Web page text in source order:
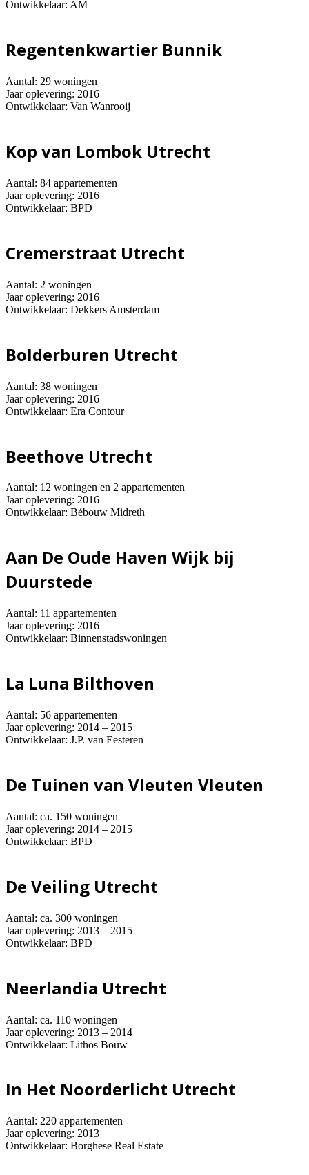
Ontwikkelaar: AM
Regentenkwartier Bunnik
Aantal: 29 woningen
Jaar oplevering: 2016
Ontwikkelaar: Van Wanrooij
Kop van Lombok Utrecht
Aantal: 84 appartementen
Jaar oplevering: 2016
Ontwikkelaar: BPD
Cremerstraat Utrecht
Aantal: 2 woningen
Jaar oplevering: 2016
Ontwikkelaar: Dekkers Amsterdam
Bolderburen Utrecht
Aantal: 38 woningen
Jaar oplevering: 2016
Ontwikkelaar: Era Contour
Beethove Utrecht
Aantal: 12 woningen en 2 appartementen
Jaar oplevering: 2016
Ontwikkelaar: Bébouw Midreth
Aan De Oude Haven Wijk bij
Duurstede
Aantal: 11 appartementen
Jaar oplevering: 2016
Ontwikkelaar: Binnenstadswoningen
La Luna Bilthoven
Aantal: 56 appartementen
Jaar oplevering: 2014 – 2015
Ontwikkelaar: J.P. van Eesteren
De Tuinen van Vleuten Vleuten
Aantal: ca. 150 woningen
Jaar oplevering: 2014 – 2015
Ontwikkelaar: BPD
De Veiling Utrecht
Aantal: ca. 300 woningen
Jaar oplevering: 2013 – 2015
Ontwikkelaar: BPD
Neerlandia Utrecht
Aantal: ca. 110 woningen
Jaar oplevering: 2013 – 2014
Ontwikkelaar: Lithos Bouw
In Het Noorderlicht Utrecht
Aantal: 220 appartementen
Jaar oplevering: 2013
Ontwikkelaar: Borghese Real Estate